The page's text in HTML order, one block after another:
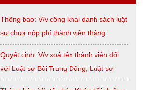
Thông báo: V/v công khai danh sách luật
sư chưa nộp phí thành viên tháng
07/2026
Quyết định: V/v xoá tên thành viên đối
với Luật sư Bùi Trung Dũng, Luật sư
Nguyễn Thị Huế, Luật sư Trần Đình